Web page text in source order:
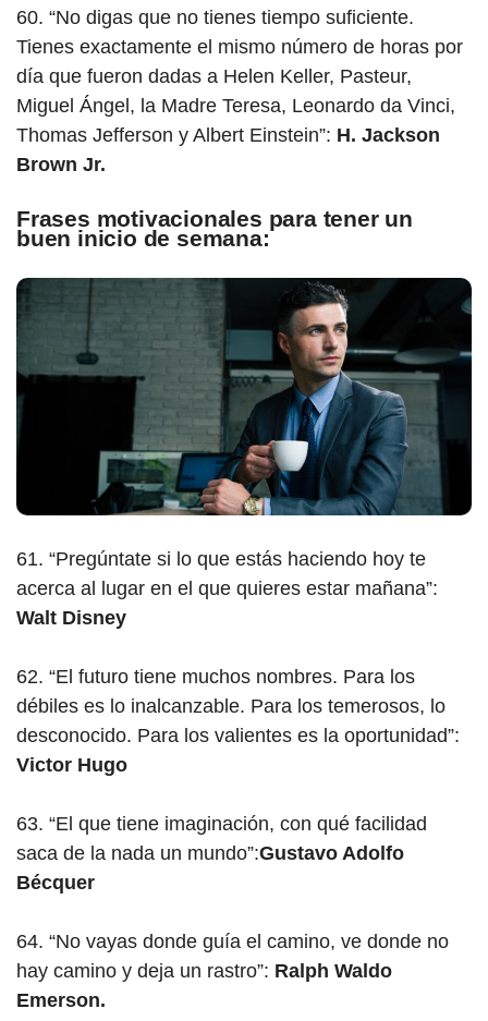
60. “No digas que no tienes tiempo suficiente.
Tienes exactamente el mismo número de horas por
día que fueron dadas a Helen Keller, Pasteur,
Miguel Ángel, la Madre Teresa, Leonardo da Vinci,
Thomas Jefferson y Albert Einstein”: H. Jackson
Brown Jr.
Frases motivacionales para tener un
buen inicio de semana:
61. “Pregúntate si lo que estás haciendo hoy te
acerca al lugar en el que quieres estar mañana”:
Walt Disney
62. “El futuro tiene muchos nombres. Para los
débiles es lo inalcanzable. Para los temerosos, lo
desconocido. Para los valientes es la oportunidad”:
Victor Hugo
63. “El que tiene imaginación, con qué facilidad
saca de la nada un mundo”:Gustavo Adolfo
Bécquer
64. “No vayas donde guía el camino, ve donde no
hay camino y deja un rastro”: Ralph Waldo
Emerson.